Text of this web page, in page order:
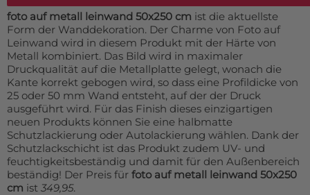
foto auf metall leinwand 50x250 cm ist die aktuellste
Form der Wanddekoration. Der Charme von Foto auf
Leinwand wird in diesem Produkt mit der Härte von
Metall kombiniert. Das Bild wird in maximaler
Druckqualität auf die Metallplatte gelegt, wonach die
Kante korrekt gebogen wird, so dass eine Profildicke von
25 oder 50 mm Wand entsteht, auf der der Druck
ausgeführt wird. Für das Finish dieses einzigartigen
neuen Produkts können Sie eine halbmatte
Schutzlackierung oder Autolackierung wählen. Dank der
Schutzlackschicht ist das Produkt zudem UV- und
feuchtigkeitsbeständig und damit für den Außenbereich
beständig! Der Preis für foto auf metall leinwand 50x250
cm ist 349,95.